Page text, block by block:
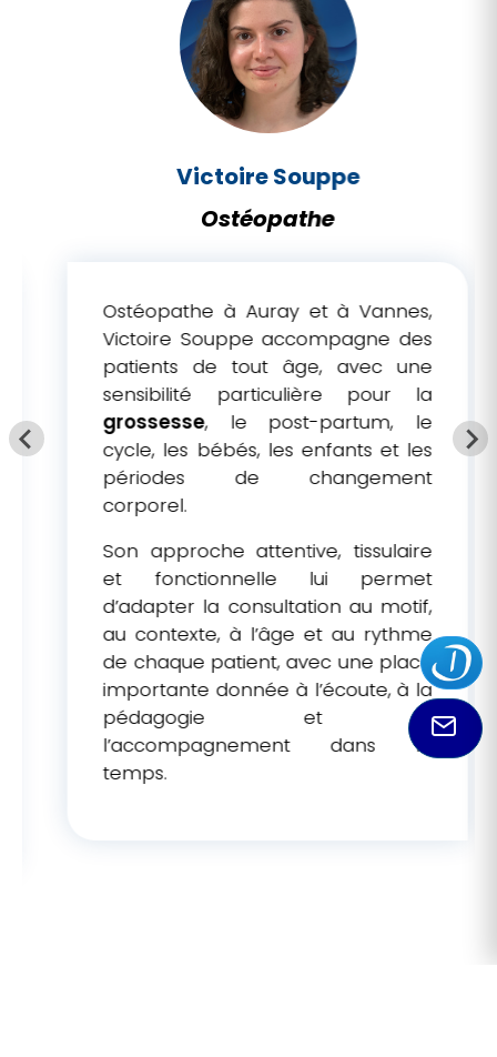
Victoire Souppe
Ostéopathe
Ostéopathe à Auray et à Vannes,
Victoire Souppe accompagne des
patients de tout âge, avec une
sensibilité particulière pour la
grossesse, le post-partum, le
cycle, les bébés, les enfants et les
périodes de changement
corporel.
Son approche attentive, tissulaire
et fonctionnelle lui permet
d’adapter la consultation au motif,
au contexte, à l’âge et au rythme
de chaque patient, avec une place
importante donnée à l’écoute, à la
pédagogie et à
l’accompagnement dans le
temps.